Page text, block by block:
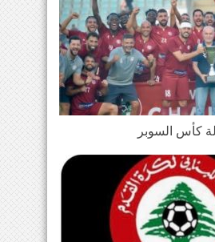
كأس السوبر